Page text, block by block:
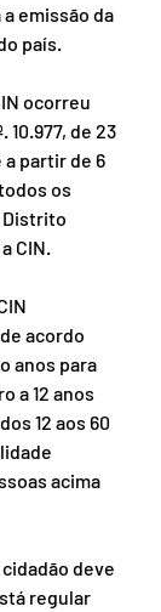
a emissão da
país.
ocorreu
10.977, de 23
partir de 6
os
Distrito
CIN.
acordo
anos para
a 12 anos
12 aos 60
acima
deve
regular